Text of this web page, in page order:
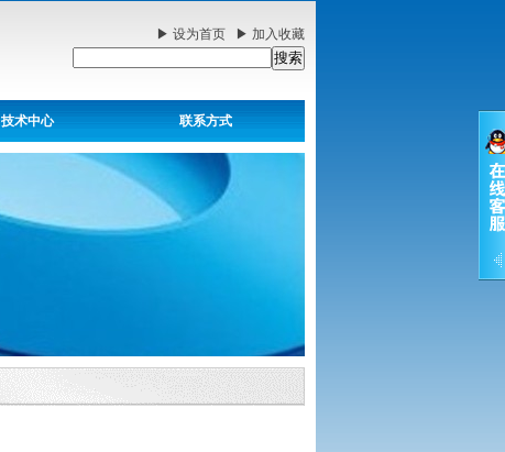
▶ 设为首页 ▶ 加入收藏
技术中心 联系方式